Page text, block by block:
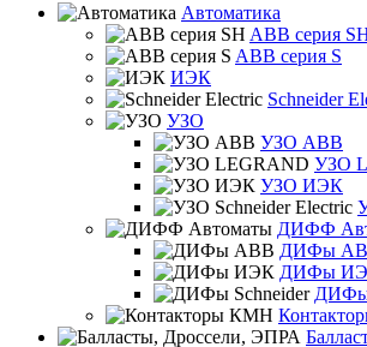
Автоматика
ABB серия
ABB серия S
ИЭК
Schneider
УЗО
УЗО ABB
УЗО
УЗО ИЭК
ДИФФ
ДИФы
ДИФы
ДИФы